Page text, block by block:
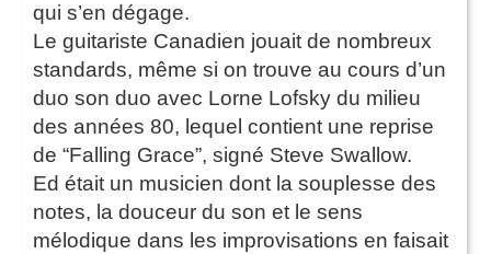
qui s’en dégage.
Le guitariste Canadien jouait de nombreux
standards, même si on trouve au cours d’un
duo son duo avec Lorne Lofsky du milieu
des années 80, lequel contient une reprise
de “Falling Grace”, signé Steve Swallow.
Ed était un musicien dont la souplesse des
notes, la douceur du son et le sens
mélodique dans les improvisations en faisait